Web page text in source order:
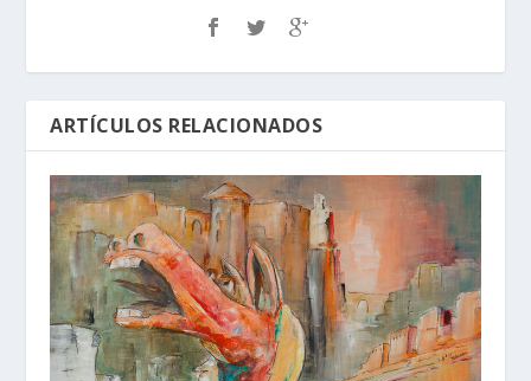
ARTÍCULOS RELACIONADOS